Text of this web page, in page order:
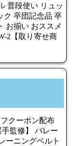
普段使い リュッ
ク 卒団記念品 卒
お揃い おススメ
2【取り寄せ商
フクーポン配布
監修】 バレー
ーニングベルト